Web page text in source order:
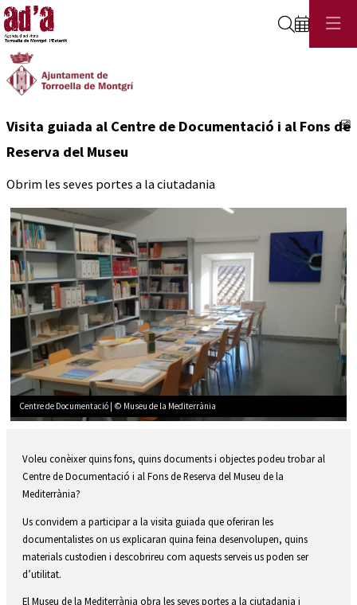
Cerca
Visita guiada al Centre de Documentació i al Fons de
Reserva del Museu
Obrim les seves portes a la ciutadania
Centre de Documentació | © Museu de la Mediterrània
Voleu conèixer quins fons, quins documents i objectes podeu trobar al
Centre de Documentació i al Fons de Reserva del Museu de la
Mediterrània?
Us convidem a participar a la visita guiada que oferiran les
documentalistes on us explicaran quina feina desenvolupen, quins
materials custodien i descobrireu com aquests serveis us poden ser
d’utilitat.
El Museu de la Mediterrània obra les seves portes a la ciutadania i